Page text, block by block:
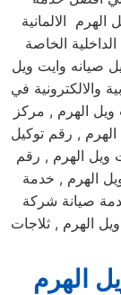
الالمانية
الخاصة
صيانه وايت ويل
والالكترونية في
الهرم , مركز
, رقم توكيل
ويل الهرم , رقم
الهرم , خدمة
صيانة شركة
الهرم , ثلاجات
الهرم